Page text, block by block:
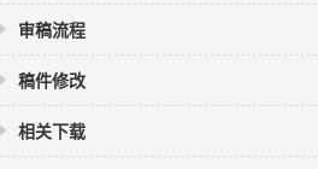
审稿流程
稿件修改
相关下载